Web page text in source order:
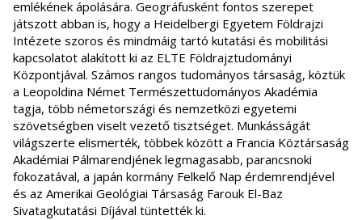
emlékének ápolására. Geográfusként fontos szerepet
játszott abban is, hogy a Heidelbergi Egyetem Földrajzi
Intézete szoros és mindmáig tartó kutatási és mobilitási
kapcsolatot alakított ki az ELTE Földrajztudományi
Központjával. Számos rangos tudományos társaság, köztük
a Leopoldina Német Természettudományos Akadémia
tagja, több németországi és nemzetközi egyetemi
szövetségben viselt vezető tisztséget. Munkásságát
világszerte elismerték, többek között a Francia Köztársaság
Akadémiai Pálmarendjének legmagasabb, parancsnoki
fokozatával, a japán kormány Felkelő Nap érdemrendjével
és az Amerikai Geológiai Társaság Farouk El-Baz
Sivatagkutatási Díjával tüntették ki.